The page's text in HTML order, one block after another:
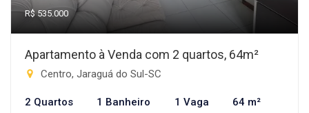
R$ 535.000
Apartamento à Venda com 2 quartos, 64m²
Centro, Jaraguá do Sul-SC
2 Quartos 1 Banheiro 1 Vaga 64 m²